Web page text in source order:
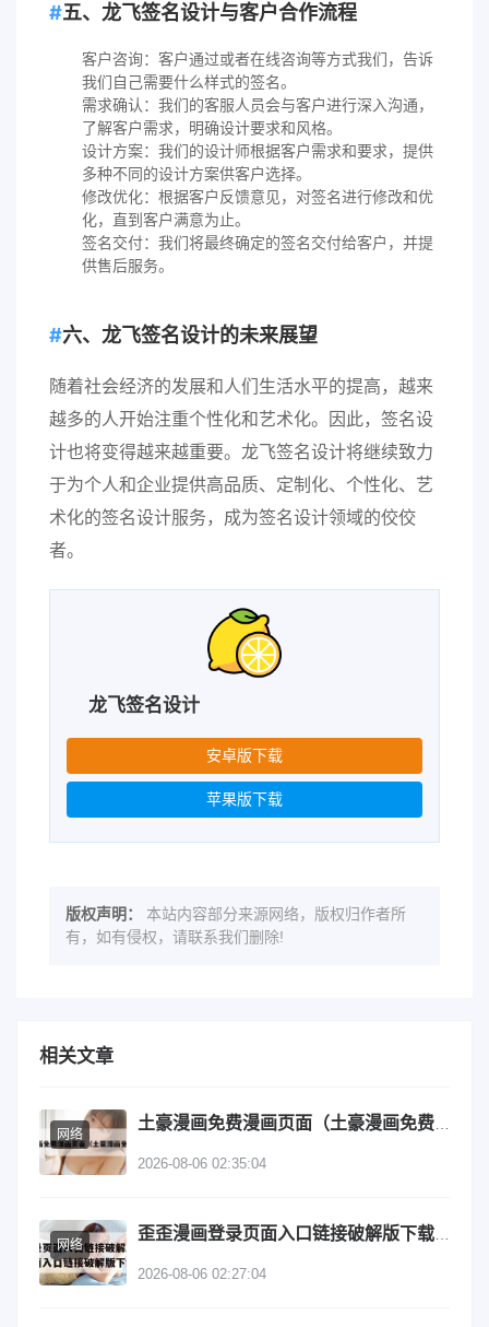
五、龙飞签名设计与客户合作流程
客户咨询：客户通过或者在线咨询等方式我们，告诉
我们自己需要什么样式的签名。
需求确认：我们的客服人员会与客户进行深入沟通，
了解客户需求，明确设计要求和风格。
设计方案：我们的设计师根据客户需求和要求，提供
多种不同的设计方案供客户选择。
修改优化：根据客户反馈意见，对签名进行修改和优
化，直到客户满意为止。
签名交付：我们将最终确定的签名交付给客户，并提
供售后服务。
六、龙飞签名设计的未来展望
随着社会经济的发展和人们生活水平的提高，越来
越多的人开始注重个性化和艺术化。因此，签名设
计也将变得越来越重要。龙飞签名设计将继续致力
于为个人和企业提供高品质、定制化、个性化、艺
术化的签名设计服务，成为签名设计领域的佼佼
者。
龙飞签名设计
安卓版下载
苹果版下载
版权声明：
本站内容部分来源网络，版权归作者所
有，如有侵权，请联系我们删除!
相关文章
网络
2026-08-06 02:35:04
网络
2026-08-06 02:27:04